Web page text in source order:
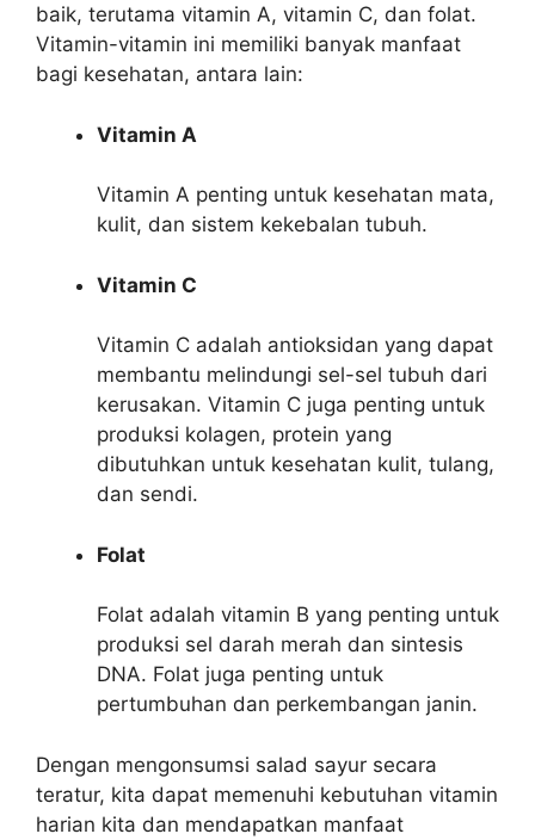
baik, terutama vitamin A, vitamin C, dan folat.
Vitamin-vitamin ini memiliki banyak manfaat
bagi kesehatan, antara lain:
Vitamin A
Vitamin A penting untuk kesehatan mata,
kulit, dan sistem kekebalan tubuh.
Vitamin C
Vitamin C adalah antioksidan yang dapat
membantu melindungi sel-sel tubuh dari
kerusakan. Vitamin C juga penting untuk
produksi kolagen, protein yang
dibutuhkan untuk kesehatan kulit, tulang,
dan sendi.
Folat
Folat adalah vitamin B yang penting untuk
produksi sel darah merah dan sintesis
DNA. Folat juga penting untuk
pertumbuhan dan perkembangan janin.
Dengan mengonsumsi salad sayur secara
teratur, kita dapat memenuhi kebutuhan vitamin
harian kita dan mendapatkan manfaat